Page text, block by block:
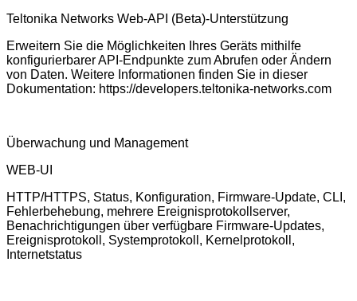
Teltonika Networks Web-API (Beta)-Unterstützung
Erweitern Sie die Möglichkeiten Ihres Geräts mithilfe
konfigurierbarer API-Endpunkte zum Abrufen oder Ändern
von Daten. Weitere Informationen finden Sie in dieser
Dokumentation: https://developers.teltonika-networks.com
Überwachung und Management
WEB-UI
HTTP/HTTPS, Status, Konfiguration, Firmware-Update, CLI,
Fehlerbehebung, mehrere Ereignisprotokollserver,
Benachrichtigungen über verfügbare Firmware-Updates,
Ereignisprotokoll, Systemprotokoll, Kernelprotokoll,
Internetstatus